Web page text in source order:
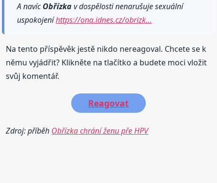
A navícObřízkav dospělosti nenarušuje sexuální
uspokojeníhttps://ona.idnes.cz/obrizk…
Na tento příspěvěk jestě nikdo nereagoval. Chcete se k
němu vyjádřit? Klikněte na tlačítko a budete moci vložit
svůj komentář.
Reagovat
Zdroj: příběh Obřízka chrání ženu pře HPV